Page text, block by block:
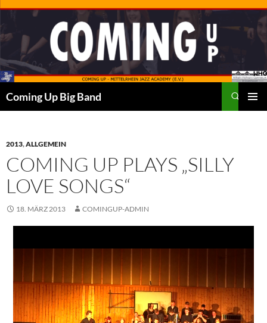
Zum
springen
Coming Up Big Band
2013,ALLGEMEIN
COMING UP PLAYS „SILLY
LOVE SONGS“
18. MÄRZ 2013 COMINGUP-ADMIN